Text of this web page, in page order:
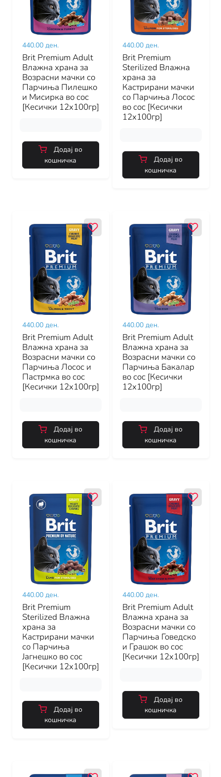
440.00 ден.
Brit Premium Adult
Влажна храна за
Возрасни мачки со
Парчиња Пилешко
и Мисирка во сос
[Кесички 12x100гр]
Додај во
кошничка
440.00 ден.
Brit Premium
Sterilized Влажна
храна за
Кастрирани мачки
со Парчиња Лосос
во сос [Кесички
12x100гр]
Додај во
кошничка
440.00 ден.
Brit Premium Adult
Влажна храна за
Возрасни мачки со
Парчиња Лосос и
Пастрмка во сос
[Кесички 12x100гр]
Додај во
кошничка
440.00 ден.
Brit Premium Adult
Влажна храна за
Возрасни мачки со
Парчиња Бакалар
во сос [Кесички
12x100гр]
Додај во
кошничка
440.00 ден.
Brit Premium
Sterilized Влажна
храна за
Кастрирани мачки
со Парчиња
Јагнешко во сос
[Кесички 12x100гр]
Додај во
кошничка
440.00 ден.
Brit Premium Adult
Влажна храна за
Возрасни мачки со
Парчиња Говедско
и Грашок во сос
[Кесички 12x100гр]
Додај во
кошничка